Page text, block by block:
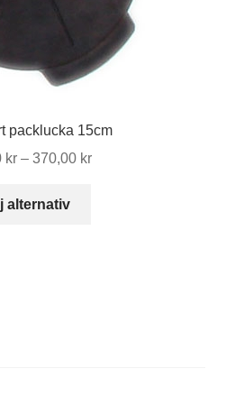
packlucka 15cm
kr – 370,00 krPrisintervall:
alternativ